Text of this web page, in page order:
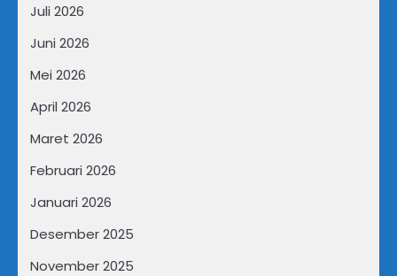
Juli 2026
Juni 2026
Mei 2026
April 2026
Maret 2026
Februari 2026
Januari 2026
Desember 2025
November 2025